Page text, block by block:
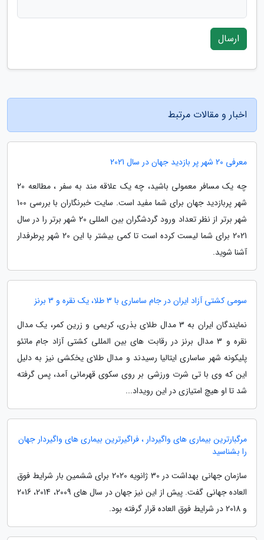
ارسال
اخبار و مقالات مرتبط
معرفی 20 شهر پر بازدید جهان در سال 2021
چه یک مسافر معمولی باشید، چه یک علاقه مند به سفر ، مطالعه 20
شهر پربازدید جهان برای شما مفید است. سایت خبرنگاران با بررسی 100
شهر برتر از نظر تعداد ورود گردشگران بین المللی 20 شهر برتر را در سال
2021 برای شما لیست کرده است تا کمی بیشتر با این 20 شهر پرطرفدار
آشنا شوید.
سومی کشتی آزاد ایران در جام ساساری با 3 طلا، یک نقره و 3 برنز
نمایندگان ایران به 3 مدال طلای بذری، کریمی و زرین کمر، یک مدال
نقره و 3 مدال برنز در رقابت های بین المللی کشتی آزاد جام ماتئو
پلیکونه شهر ساساری ایتالیا رسیدند و مدال طلای یخکشی نیز به دلیل
این که وی با تی شرت ورزشی بر روی سکوی قهرمانی آمد، پس گرفته
شد تا او هیچ امتیازی در این رویداد...
مرگبارترین بیماری های واگیردار ، فراگیرترین بیماری های واگیردار جهان
را بشناسید
سازمان جهانی بهداشت در 30 ژانویه 2020 برای ششمین بار شرایط فوق
العاده جهانی گفت. پیش از این نیز جهان در سال های 2009، 2014، 2016
و 2018 در شرایط فوق العاده قرار گرفته بود.